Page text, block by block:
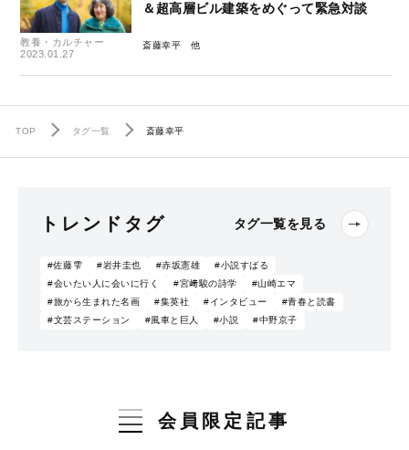
教養・カルチャー
2023.01.27
＆超高層ビル建築をめぐって緊急対談
斎藤幸平
TOP タグ一覧 斎藤幸平
トレンドタグ タグ一覧を見る
#佐藤雫 #岩井圭也 #赤坂憲雄
#小説すばる
#会いたい人に会いに行く
#宮﨑駿の詩学
#山崎エマ
#旅から生まれた名画
#集英社 #インタビュー
#青春と読書
#文芸ステーション
#風車と巨人 #小説 #中野京子
会員限定記事